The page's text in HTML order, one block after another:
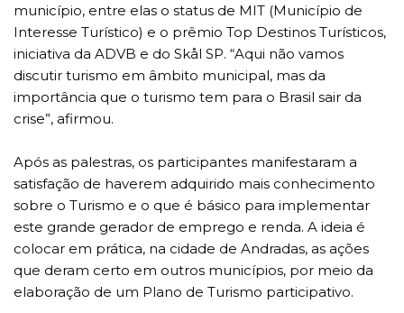
município, entre elas o status de MIT (Município de
Interesse Turístico) e o prêmio Top Destinos Turísticos,
iniciativa da ADVB e do Skål SP. “Aqui não vamos
discutir turismo em âmbito municipal, mas da
importância que o turismo tem para o Brasil sair da
crise”, afirmou.
Após as palestras, os participantes manifestaram a
satisfação de haverem adquirido mais conhecimento
sobre o Turismo e o que é básico para implementar
este grande gerador de emprego e renda. A ideia é
colocar em prática, na cidade de Andradas, as ações
que deram certo em outros municípios, por meio da
elaboração de um Plano de Turismo participativo.